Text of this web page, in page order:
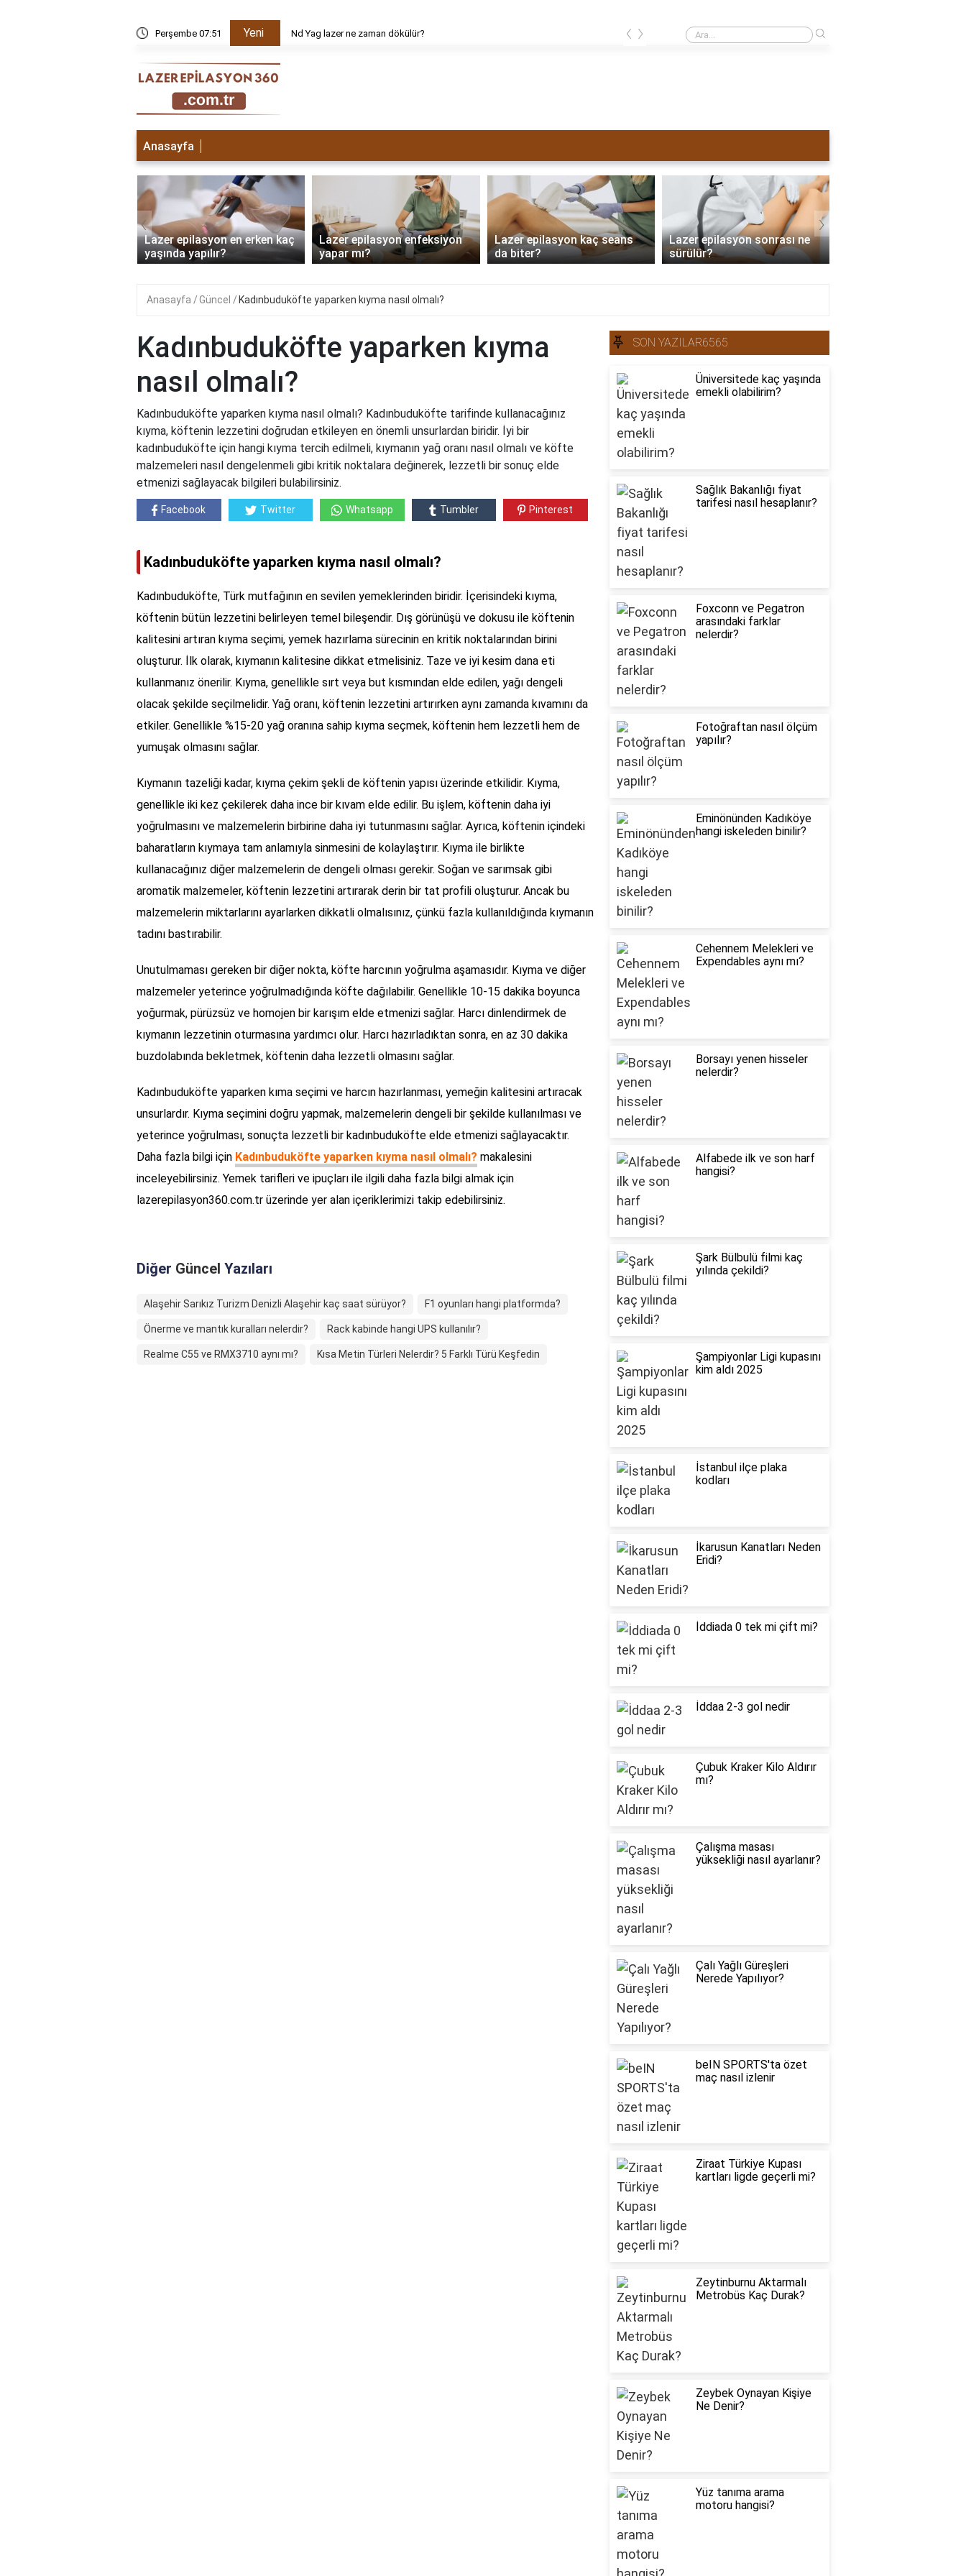
Perşembe 07:51 Yeni Nd Yag lazer ne zaman dökülür? Sivilceli yüze lazer yapılırsa ne olur?
‹ ›
Anasayfa
Lazer epilasyon en erken kaç
yaşında yapılır?
Lazer epilasyon enfeksiyon
yapar mı?
Lazer epilasyon kaç seans
da biter?
Lazer epilasyon sonrası ne
sürülür?
‹ ›
Anasayfa Güncel Kadınbuduköfte yaparken kıyma nasıl olmalı?
Kadınbuduköfte yaparken kıyma
nasıl olmalı?
Kadınbuduköfte yaparken kıyma nasıl olmalı? Kadınbuduköfte tarifinde kullanacağınız
kıyma, köftenin lezzetini doğrudan etkileyen en önemli unsurlardan biridir. İyi bir
kadınbuduköfte için hangi kıyma tercih edilmeli, kıymanın yağ oranı nasıl olmalı ve köfte
malzemeleri nasıl dengelenmeli gibi kritik noktalara değinerek, lezzetli bir sonuç elde
etmenizi sağlayacak bilgileri bulabilirsiniz.
Facebook Twitter Whatsapp Tumbler Pinterest
Kadınbuduköfte yaparken kıyma nasıl olmalı?
Kadınbuduköfte, Türk mutfağının en sevilen yemeklerinden biridir. İçerisindeki kıyma,
köftenin bütün lezzetini belirleyen temel bileşendir. Dış görünüşü ve dokusu ile köftenin
kalitesini artıran kıyma seçimi, yemek hazırlama sürecinin en kritik noktalarından birini
oluşturur. İlk olarak, kıymanın kalitesine dikkat etmelisiniz. Taze ve iyi kesim dana eti
kullanmanız önerilir. Kıyma, genellikle sırt veya but kısmından elde edilen, yağı dengeli
olacak şekilde seçilmelidir. Yağ oranı, köftenin lezzetini artırırken aynı zamanda kıvamını da
etkiler. Genellikle %15-20 yağ oranına sahip kıyma seçmek, köftenin hem lezzetli hem de
yumuşak olmasını sağlar.
Kıymanın tazeliği kadar, kıyma çekim şekli de köftenin yapısı üzerinde etkilidir. Kıyma,
genellikle iki kez çekilerek daha ince bir kıvam elde edilir. Bu işlem, köftenin daha iyi
yoğrulmasını ve malzemelerin birbirine daha iyi tutunmasını sağlar. Ayrıca, köftenin içindeki
baharatların kıymaya tam anlamıyla sinmesini de kolaylaştırır. Kıyma ile birlikte
kullanacağınız diğer malzemelerin de dengeli olması gerekir. Soğan ve sarımsak gibi
aromatik malzemeler, köftenin lezzetini artırarak derin bir tat profili oluşturur. Ancak bu
malzemelerin miktarlarını ayarlarken dikkatli olmalısınız, çünkü fazla kullanıldığında kıymanın
tadını bastırabilir.
Unutulmaması gereken bir diğer nokta, köfte harcının yoğrulma aşamasıdır. Kıyma ve diğer
malzemeler yeterince yoğrulmadığında köfte dağılabilir. Genellikle 10-15 dakika boyunca
yoğurmak, pürüzsüz ve homojen bir karışım elde etmenizi sağlar. Harcı dinlendirmek de
kıymanın lezzetinin oturmasına yardımcı olur. Harcı hazırladıktan sonra, en az 30 dakika
buzdolabında bekletmek, köftenin daha lezzetli olmasını sağlar.
Kadınbuduköfte yaparken kıma seçimi ve harcın hazırlanması, yemeğin kalitesini artıracak
unsurlardır. Kıyma seçimini doğru yapmak, malzemelerin dengeli bir şekilde kullanılması ve
yeterince yoğrulması, sonuçta lezzetli bir kadınbuduköfte elde etmenizi sağlayacaktır.
Daha fazla bilgi için Kadınbuduköfte yaparken kıyma nasıl olmalı? makalesini
inceleyebilirsiniz. Yemek tarifleri ve ipuçları ile ilgili daha fazla bilgi almak için
lazerepilasyon360.com.tr üzerinde yer alan içeriklerimizi takip edebilirsiniz.
Diğer Güncel Yazıları
Alaşehir Sarıkız Turizm Denizli Alaşehir kaç saat sürüyor? F1 oyunları hangi platformda?
Önerme ve mantık kuralları nelerdir? Rack kabinde hangi UPS kullanılır?
Realme C55 ve RMX3710 aynı mı? Kısa Metin Türleri Nelerdir? 5 Farklı Türü Keşfedin
SON YAZILAR6565
Üniversitede kaç yaşında
emekli olabilirim?
Sağlık Bakanlığı fiyat
tarifesi nasıl hesaplanır?
Foxconn ve Pegatron
arasındaki farklar
nelerdir?
Fotoğraftan nasıl ölçüm
yapılır?
Eminönünden Kadıköye
hangi iskeleden binilir?
Cehennem Melekleri ve
Expendables aynı mı?
Borsayı yenen hisseler
nelerdir?
Alfabede ilk ve son harf
hangisi?
Şark Bülbulü filmi kaç
yılında çekildi?
Şampiyonlar Ligi kupasını
kim aldı 2025
İstanbul ilçe plaka
kodları
İkarusun Kanatları Neden
Eridi?
İddiada 0 tek mi çift mi?
İddaa 2-3 gol nedir
Çubuk Kraker Kilo Aldırır
mı?
Çalışma masası
yüksekliği nasıl ayarlanır?
Çalı Yağlı Güreşleri
Nerede Yapılıyor?
beIN SPORTS'ta özet
maç nasıl izlenir
Ziraat Türkiye Kupası
kartları ligde geçerli mi?
Zeytinburnu Aktarmalı
Metrobüs Kaç Durak?
Zeybek Oynayan Kişiye
Ne Denir?
Yüz tanıma arama
motoru hangisi?